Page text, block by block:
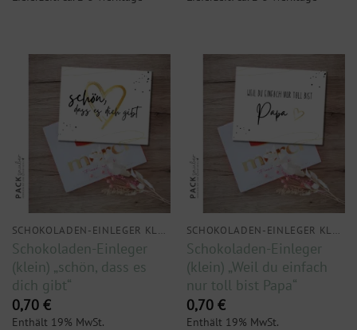
SCHOKOLADEN-EINLEGER KLEIN
Schokoladen-Einleger
(klein) „schön, dass es
dich gibt“
0,70 €
Enthält 19% MwSt.
SCHOKOLADEN-EINLEGER KLEIN
Schokoladen-Einleger
(klein) „Weil du einfach
nur toll bist Papa“
0,70 €
Enthält 19% MwSt.